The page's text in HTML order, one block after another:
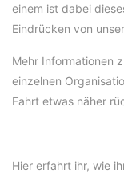
einem ist dabei
Eindrücken von
Mehr Informationen
einzelnen
Fahrt etwas näher
Hier erfahrt ihr, wie